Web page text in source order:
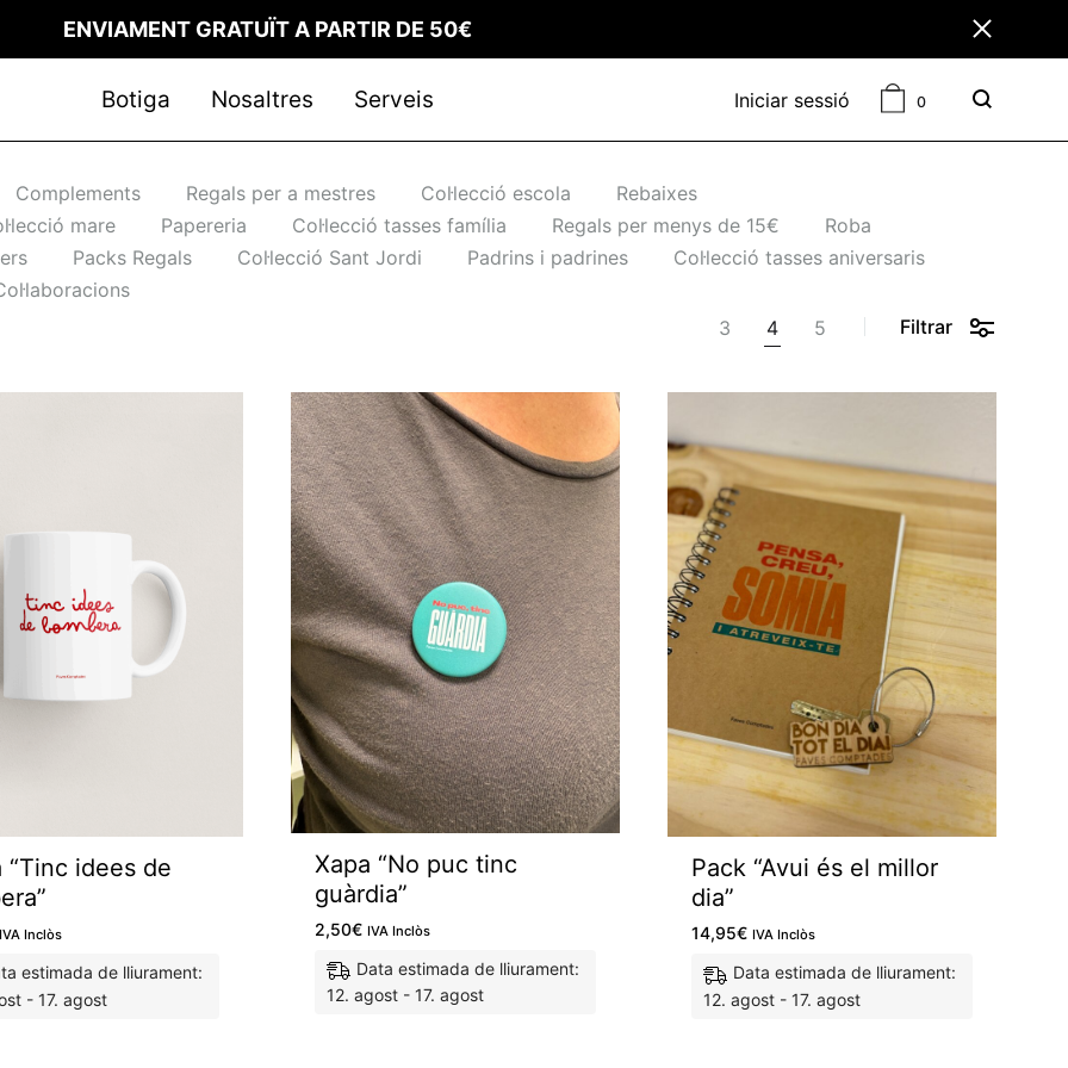
ENVIAMENT GRATUÏT A PARTIR DE 50€
Botiga Nosaltres Serveis Iniciar sessió Cistella
0 Cercar
Complements Regals per a mestres Col·lecció escola
Rebaixes
mare Papereria Col·lecció tasses família Regals per menys de 15€
Roba
Packs Regals Col·lecció Sant Jordi Padrins i padrines
Col·lecció tasses aniversaris
Filtrar
3 4 5
“Tinc idees de
IVA Inclòs
estimada de lliurament:
- 17. agost
Xapa “No puc tinc
guàrdia”
2,50€ IVA Inclòs
Data estimada de lliurament:
12. agost - 17. agost
Pack “Avui és el millor
dia”
14,95€ IVA Inclòs
Data estimada de lliurament:
12. agost - 17. agost